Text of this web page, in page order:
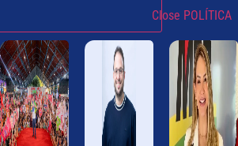
Close POLÍTICA